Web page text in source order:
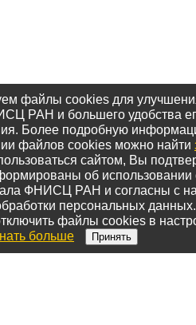
файлы cookies для
РАН и большего удобства
Более подробную
файлов cookies можно найти
сайтом, Вы
об
ФНИСЦ РАН и согласны с
персональных данных.
файлы cookies в
больше Принять